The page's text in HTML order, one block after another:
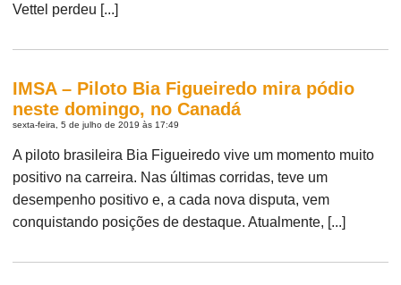
Vettel perdeu [...]
IMSA – Piloto Bia Figueiredo mira pódio
neste domingo, no Canadá
sexta-feira, 5 de julho de 2019 às 17:49
A piloto brasileira Bia Figueiredo vive um momento muito
positivo na carreira. Nas últimas corridas, teve um
desempenho positivo e, a cada nova disputa, vem
conquistando posições de destaque. Atualmente, [...]